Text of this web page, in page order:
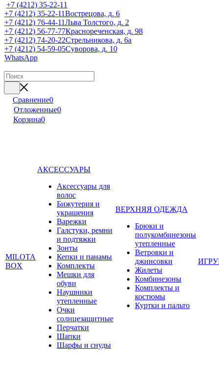
+7 (4212) 35-22-11
+7 (4212) 35-22-11Вострецова, д. 6
+7 (4212) 76-44-11Льва Толстого, д. 2
+7 (4212) 56-77-77Краснореченская, д. 98
+7 (4212) 74-20-22Стрельникова, д. 6а
+7 (4212) 54-59-05Суворова, д. 10
WhatsApp
Сравнение0
Отложенные0
Корзина0
MILOTA
BOX
АКСЕССУАРЫ
Аксессуары для
волос
Бижутерия и
украшения
Варежки
Галстуки, ремни
и подтяжки
Зонты
Кепки и панамы
Комплекты
Мешки для
обуви
Наушники
утепленные
Очки
солнцезащитные
Перчатки
Шапки
Шарфы и снуды
ВЕРХНЯЯ ОДЕЖДА
Брюки и
полукомбинезоны
утепленные
Ветровки и
джинсовки
Жилеты
Комбинезоны
Комплекты и
костюмы
Куртки и пальто